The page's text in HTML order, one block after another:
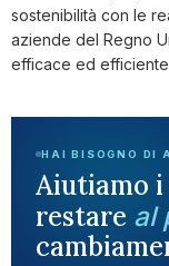
sostenibilità con le
aziende del Regno
efficace ed efficiente
HAI BISOGNO DI
Aiutiamo
restare al